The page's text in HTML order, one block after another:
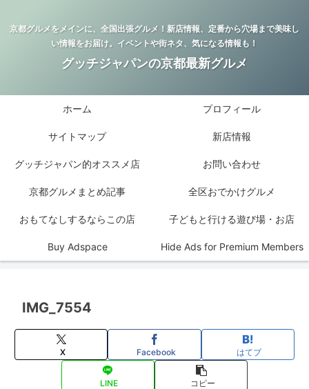
京都グルメをメインに、全国出張グルメ！新店情報、定番から穴場まで美味し
い情報をお届け。イベントや街ネタ、気になる情報も！
グッチジャパンの京都最新グルメ
ホーム プロフィール
サイトマップ 新店情報
グッチジャパン的オススメ店 お問い合わせ
京都グルメまとめ記事 全区おでかけグルメ
おもてなしするならこの店 子どもと行ける遊び場・お店
Buy Adspace Hide Ads for Premium Members
IMG_7554
X Facebook はてブ
LINE コピー